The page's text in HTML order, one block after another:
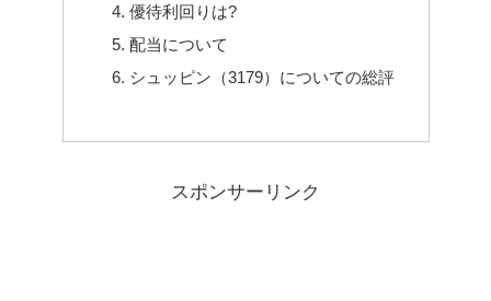
優待利回りは?
配当について
シュッピン（3179）についての総評
スポンサーリンク